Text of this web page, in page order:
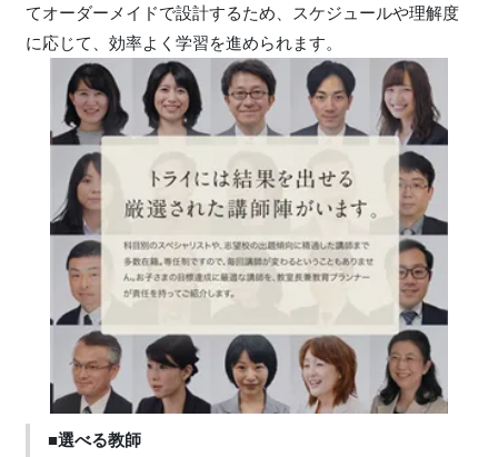
てオーダーメイドで設計するため、スケジュールや理解度
に応じて、効率よく学習を進められます。
■選べる教師